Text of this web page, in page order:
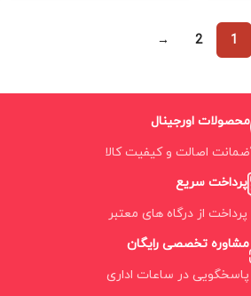
1
2
→
محصولات اورجینال
ضمانت اصالت و کیفیت کالا
پرداخت سریع
پرداخت از درگاه های معتبر
مشاوره تخصصی رایگان
پاسخگویی در ساعات اداری